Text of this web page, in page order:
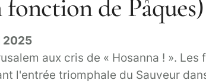
de Pâques)
2025
aux cris de « Hosanna ! ».
l'entrée triomphale du Sauveur